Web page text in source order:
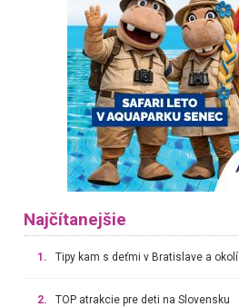
Najčítanejšie
1. Tipy kam s deťmi v Bratislave a okolí
2. TOP atrakcie pre deti na Slovensku